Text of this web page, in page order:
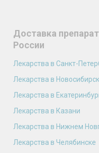
Доставка
России
Лекарства в Санкт-
Лекарства в
Лекарства в
Лекарства в Казани
Лекарства в Нижнем
Лекарства в Челябинске